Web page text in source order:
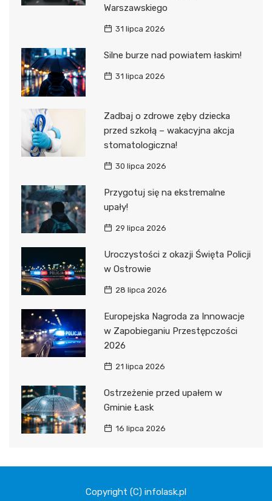
Warszawskiego
31 lipca 2026
Silne burze nad powiatem łaskim!
31 lipca 2026
Zadbaj o zdrowe zęby dziecka
przed szkołą – wakacyjna akcja
stomatologiczna!
30 lipca 2026
Przygotuj się na ekstremalne
upały!
29 lipca 2026
Uroczystości z okazji Święta Policji
w Ostrowie
28 lipca 2026
Europejska Nagroda za Innowacje
w Zapobieganiu Przestępczości
2026
21 lipca 2026
Ostrzeżenie przed upałem w
Gminie Łask
16 lipca 2026
Copyright (C) infolask.pl